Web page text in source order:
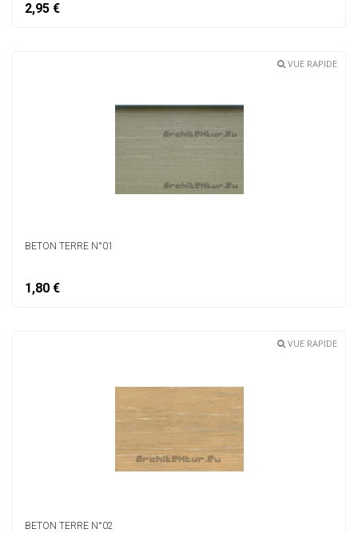
2,95 €
VUE RAPIDE
BETON TERRE N°01
1,80 €
VUE RAPIDE
BETON TERRE N°02